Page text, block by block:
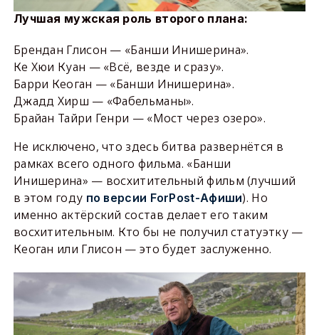
Лучшая мужская роль второго плана:
Брендан Глисон — «Банши Инишерина».
Ке Хюи Куан — «Всё, везде и сразу».
Барри Кеоган — «Банши Инишерина».
Джадд Хирш — «Фабельманы».
Брайан Тайри Генри — «Мост через озеро».
Не исключено, что здесь битва развернётся в
рамках всего одного фильма. «Банши
Инишерина» — восхитительный фильм (лучший
в этом году по версии ForPost-Афиши). Но
именно актёрский состав делает его таким
восхитительным. Кто бы не получил статуэтку —
Кеоган или Глисон — это будет заслуженно.